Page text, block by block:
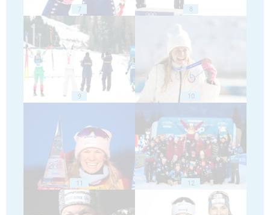
7 8
9 10
11 12